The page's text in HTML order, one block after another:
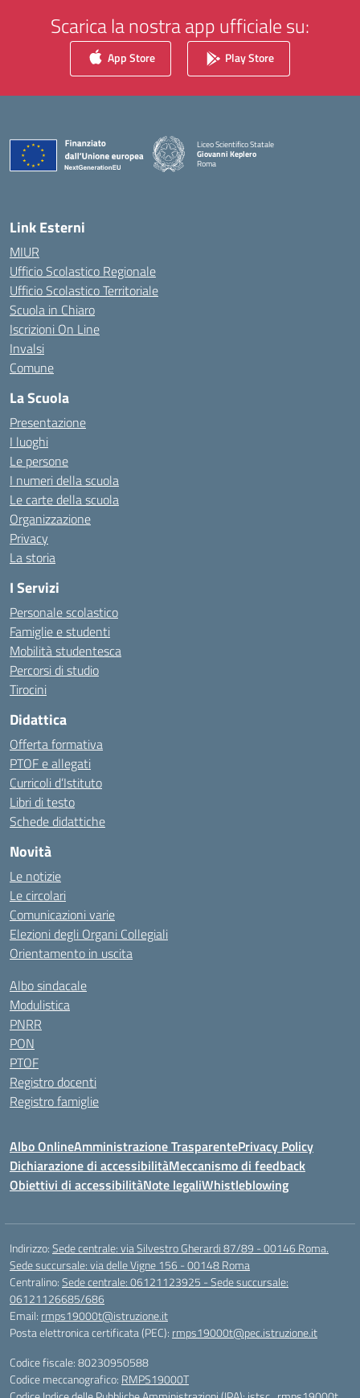
Scarica la nostra app ufficiale su:
App Store Play Store
Liceo Scientifico Statale
Giovanni Keplero
Roma
Link Esterni
MIUR
Ufficio Scolastico Regionale
Ufficio Scolastico Territoriale
Scuola in Chiaro
Iscrizioni On Line
Invalsi
Comune
La Scuola
Presentazione
I luoghi
Le persone
I numeri della scuola
Le carte della scuola
Organizzazione
Privacy
La storia
I Servizi
Personale scolastico
Famiglie e studenti
Mobilità studentesca
Percorsi di studio
Tirocini
Didattica
Offerta formativa
PTOF e allegati
Curricoli d’Istituto
Libri di testo
Schede didattiche
Novità
Le notizie
Le circolari
Comunicazioni varie
Elezioni degli Organi Collegiali
Orientamento in uscita
Albo sindacale
Modulistica
PNRR
PON
PTOF
Registro docenti
Registro famiglie
Albo OnlineAmministrazione TrasparentePrivacy Policy
Dichiarazione di accessibilitàMeccanismo di feedback
Obiettivi di accessibilitàNote legaliWhistleblowing
Indirizzo:Sede centrale: via Silvestro Gherardi 87/89 - 00146 Roma.
Sede succursale: via delle Vigne 156 - 00148 Roma
Centralino:Sede centrale: 06121123925 - Sede succursale:
06121126685/686
Email: rmps19000t@istruzione.it
Posta elettronica certificata (PEC): rmps19000t@pec.istruzione.it
Codice fiscale: 80230950588
Codice meccanografico: RMPS19000T